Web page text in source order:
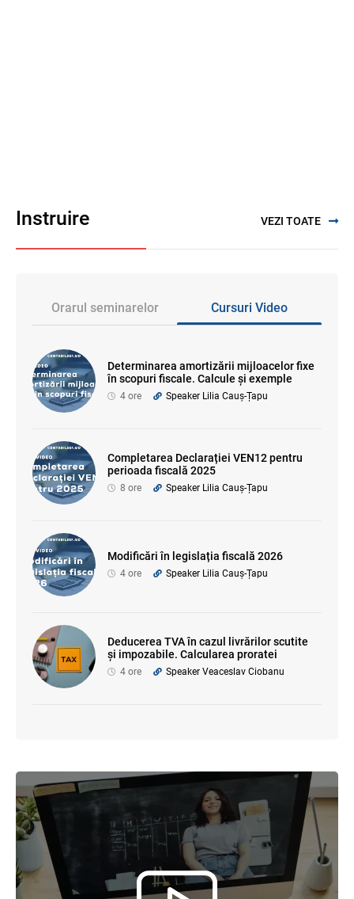
Instruire VEZI TOATE
Orarul seminarelor Cursuri Video
Determinarea amortizării mijloacelor fixe
în scopuri fiscale. Calcule și exemple
4 ore Speaker Lilia Cauș-Țapu
Completarea Declarației VEN12 pentru
perioada fiscală 2025
8 ore Speaker Lilia Cauș-Țapu
Modificări în legislația fiscală 2026
4 ore Speaker Lilia Cauș-Țapu
Deducerea TVA în cazul livrărilor scutite
și impozabile. Calcularea proratei
4 ore Speaker Veaceslav Ciobanu